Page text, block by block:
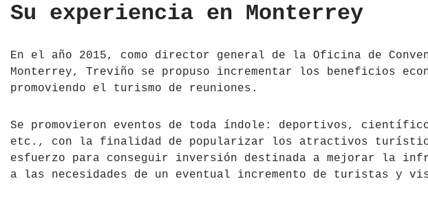
Su experiencia en Monterrey
En el año 2015, como director general de la Oficina de
Monterrey, Treviño se propuso incrementar los beneficios
promoviendo el turismo de reuniones.
Se promovieron eventos de toda índole: deportivos,
etc., con la finalidad de popularizar los atractivos
esfuerzo para conseguir inversión destinada a mejorar la
a las necesidades de un eventual incremento de turistas y